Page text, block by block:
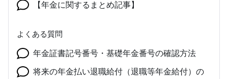
【年金に関するまとめ記事】
よくある質問
年金証書記号番号・基礎年金番号の確認方法
将来の年金払い退職給付（退職等年金給付）の